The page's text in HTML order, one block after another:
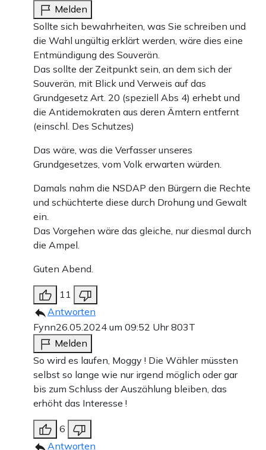
Melden
Sollte sich bewahrheiten, was Sie schreiben und
die Wahl ungültig erklärt werden, wäre dies eine
Entmündigung des Souverän.
Das sollte der Zeitpunkt sein, an dem sich der
Souverän, mit Blick und Verweis auf das
Grundgesetz Art. 20 (speziell Abs 4) erhebt und
die Antidemokraten aus deren Ämtern entfernt
(einschl. Des Schutzes)
Das wäre, was die Verfasser unseres
Grundgesetzes, vom Volk erwarten würden.
Damals nahm die NSDAP den Bürgern die Rechte
und schüchterte diese durch Drohung und Gewalt
ein.
Das Vorgehen wäre das gleiche, nur diesmal durch
die Ampel.
Guten Abend.
11
Antworten
Fynn26.05.2024 um 09:52 Uhr803T
Melden
So wird es laufen, Moggy ! Die Wähler müssten
selbst so lange wie nur irgend möglich oder gar
bis zum Schluss der Auszählung bleiben, das
erhöht das Interesse !
6
Antworten